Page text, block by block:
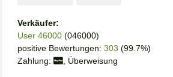
Verkäufer:
User 46000 (046000)
positive Bewertungen: 303 (99.7%)
Zahlung:
, Überweisung